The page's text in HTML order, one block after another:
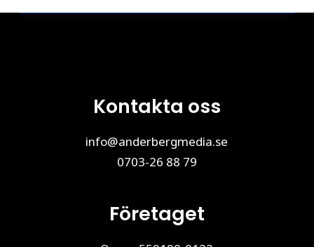
Kontakta oss
info@anderbergmedia.se
0703-26 88 79
Företaget